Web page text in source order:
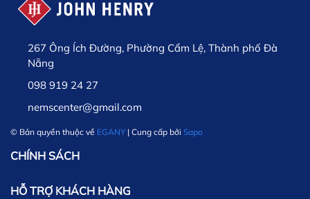
267 Ông Ích Đường, Phường Cẩm Lệ, Thành phố Đà
Nẵng
098 919 24 27
nemscenter@gmail.com
© Bản quyền thuộc về EGANY | Cung cấp bởi Sapo
CHÍNH SÁCH
HỖ TRỢ KHÁCH HÀNG